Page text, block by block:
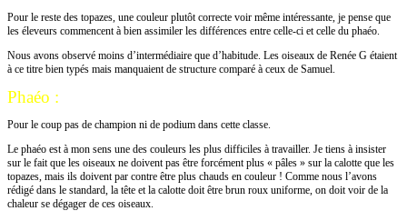
Pour le reste des topazes, une couleur plutôt correcte voir même intéressante, je pense que
les éleveurs commencent à bien assimiler les différences entre celle-ci et celle du phaéo.
Nous avons observé moins d’intermédiaire que d’habitude. Les oiseaux de Renée G étaient
à ce titre bien typés mais manquaient de structure comparé à ceux de Samuel.
Phaéo :
Pour le coup pas de champion ni de podium dans cette classe.
Le phaéo est à mon sens une des couleurs les plus difficiles à travailler. Je tiens à insister
sur le fait que les oiseaux ne doivent pas être forcément plus « pâles » sur la calotte que les
topazes, mais ils doivent par contre être plus chauds en couleur ! Comme nous l’avons
rédigé dans le standard, la tête et la calotte doit être brun roux uniforme, on doit voir de la
chaleur se dégager de ces oiseaux.